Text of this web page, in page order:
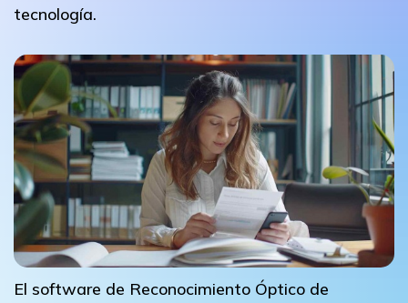
tecnología.
El software de Reconocimiento Óptico de